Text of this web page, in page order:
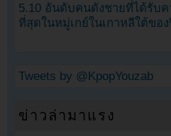
5.10 อันดับคนดังชายที่ได้รับ
ที่สุดในหมู่เกย์ในเกาหลีใต้ขอ
Tweets by @KpopYouzab
ข่าวล่ามาแรง